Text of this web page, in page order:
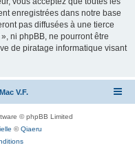
enregistrées dans notre base
pas diffusées à une tierce
ni phpBB, ne pourront être
de piratage informatique visant
V.F.
© phpBB Limited
©Qiaeru